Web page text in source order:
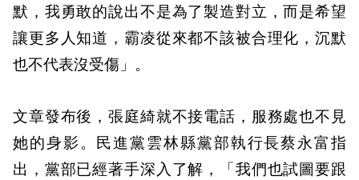
默，我勇敢的說出不是為了製造對立，而是希望
讓更多人知道，霸凌從來都不該被合理化，沉默
也不代表沒受傷」。
文章發布後，張庭綺就不接電話，服務處也不見
她的身影。民進黨雲林縣黨部執行長蔡永富指
出，黨部已經著手深入了解，「我們也試圖要跟